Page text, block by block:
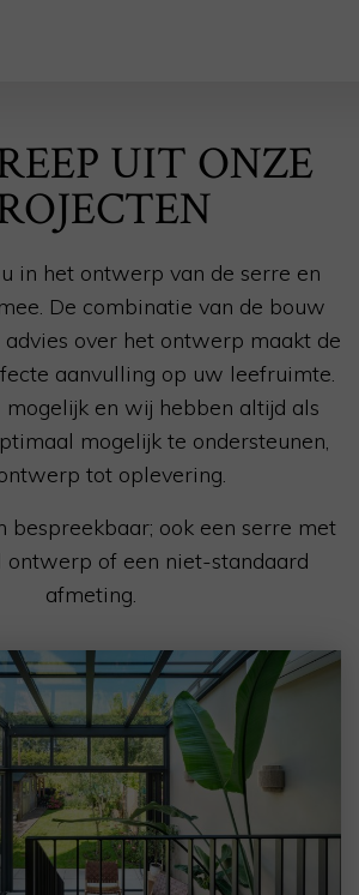
UIT ONZE
in het ontwerp van de serre en
De combinatie van de bouw
over het ontwerp maakt de
aanvulling op uw leefruimte.
mogelijk en wij hebben altijd als
mogelijk te ondersteunen,
tot oplevering.
bespreekbaar; ook een serre met
ontwerp of een niet-standaard
afmeting.